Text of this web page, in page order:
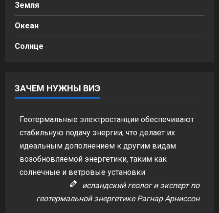
Земля
Океан
Солнце
ЗАЧЕМ НУЖНЫ ВИЭ
Геотермальные электростанции обеспечивают
стабильную подачу энергии, что делает их
идеальным дополнением к другим видам
возобновляемой энергетики, таким как
солнечные и ветровые установки
исландский геолог и эксперт по
геотермальной энергетике Рагнар Арниссон